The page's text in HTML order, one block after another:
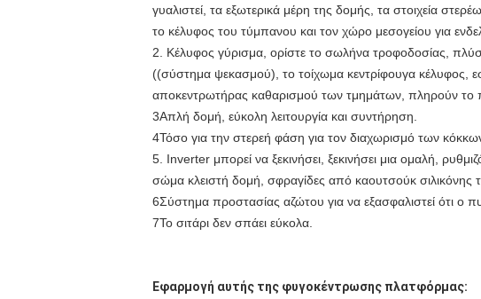
γυαλιστεί, τα εξωτερικά μέρη της δομής, τα στοιχεία
το κέλυφος του τύμπανου και τον χώρο μεσογείου για
2. Κέλυφος γύρισμα, ορίστε το σωλήνα τροφοδοσίας,
((σύστημα ψεκασμού), το τοίχωμα κεντρίφουγα κέλυφος,
αποκεντρωτήρας καθαρισμού των τμημάτων, πληρούν το
3Απλή δομή, εύκολη λειτουργία και συντήρηση.
4Τόσο για την στερεή φάση για τον διαχωρισμό των
5. Inverter μπορεί να ξεκινήσει, ξεκινήσει μια ομαλή,
σώμα κλειστή δομή, σφραγίδες από καουτσούκ σιλικόνης
6Σύστημα προστασίας αζώτου για να εξασφαλιστεί ότι ο
7Το σιτάρι δεν σπάει εύκολα.
Εφαρμογή αυτής της φυγοκέντρωσης πλατφόρμας: